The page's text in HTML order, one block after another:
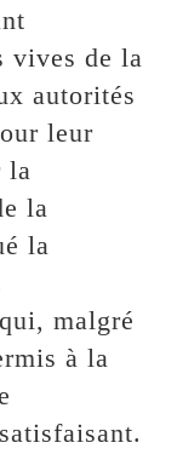
vives de la
autorités
leur
la
la
la
malgré
à la